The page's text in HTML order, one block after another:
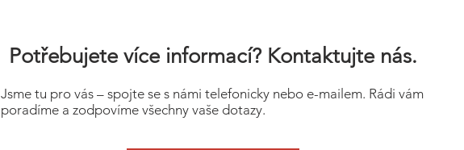
Potřebujete více informací? Kontaktujte nás.
Jsme tu pro vás – spojte se s námi telefonicky nebo e-mailem. Rádi vám
poradíme a zodpovíme všechny vaše dotazy.